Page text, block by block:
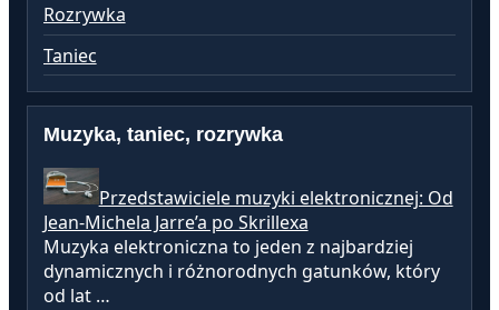
Rozrywka
Taniec
Muzyka, taniec, rozrywka
Przedstawiciele muzyki elektronicznej: Od
Jean-Michela Jarre’a po Skrillexa
Muzyka elektroniczna to jeden z najbardziej
dynamicznych i różnorodnych gatunków, który
od lat …